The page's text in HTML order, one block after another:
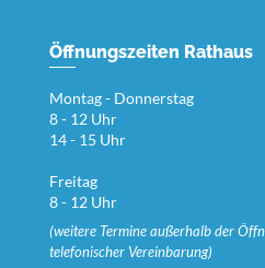
Öffnungszeiten Rathaus
Montag - Donnerstag
8 - 12 Uhr
14 - 15 Uhr
Freitag
8 - 12 Uhr
(weitere Termine außerhalb der
telefonischer Vereinbarung)